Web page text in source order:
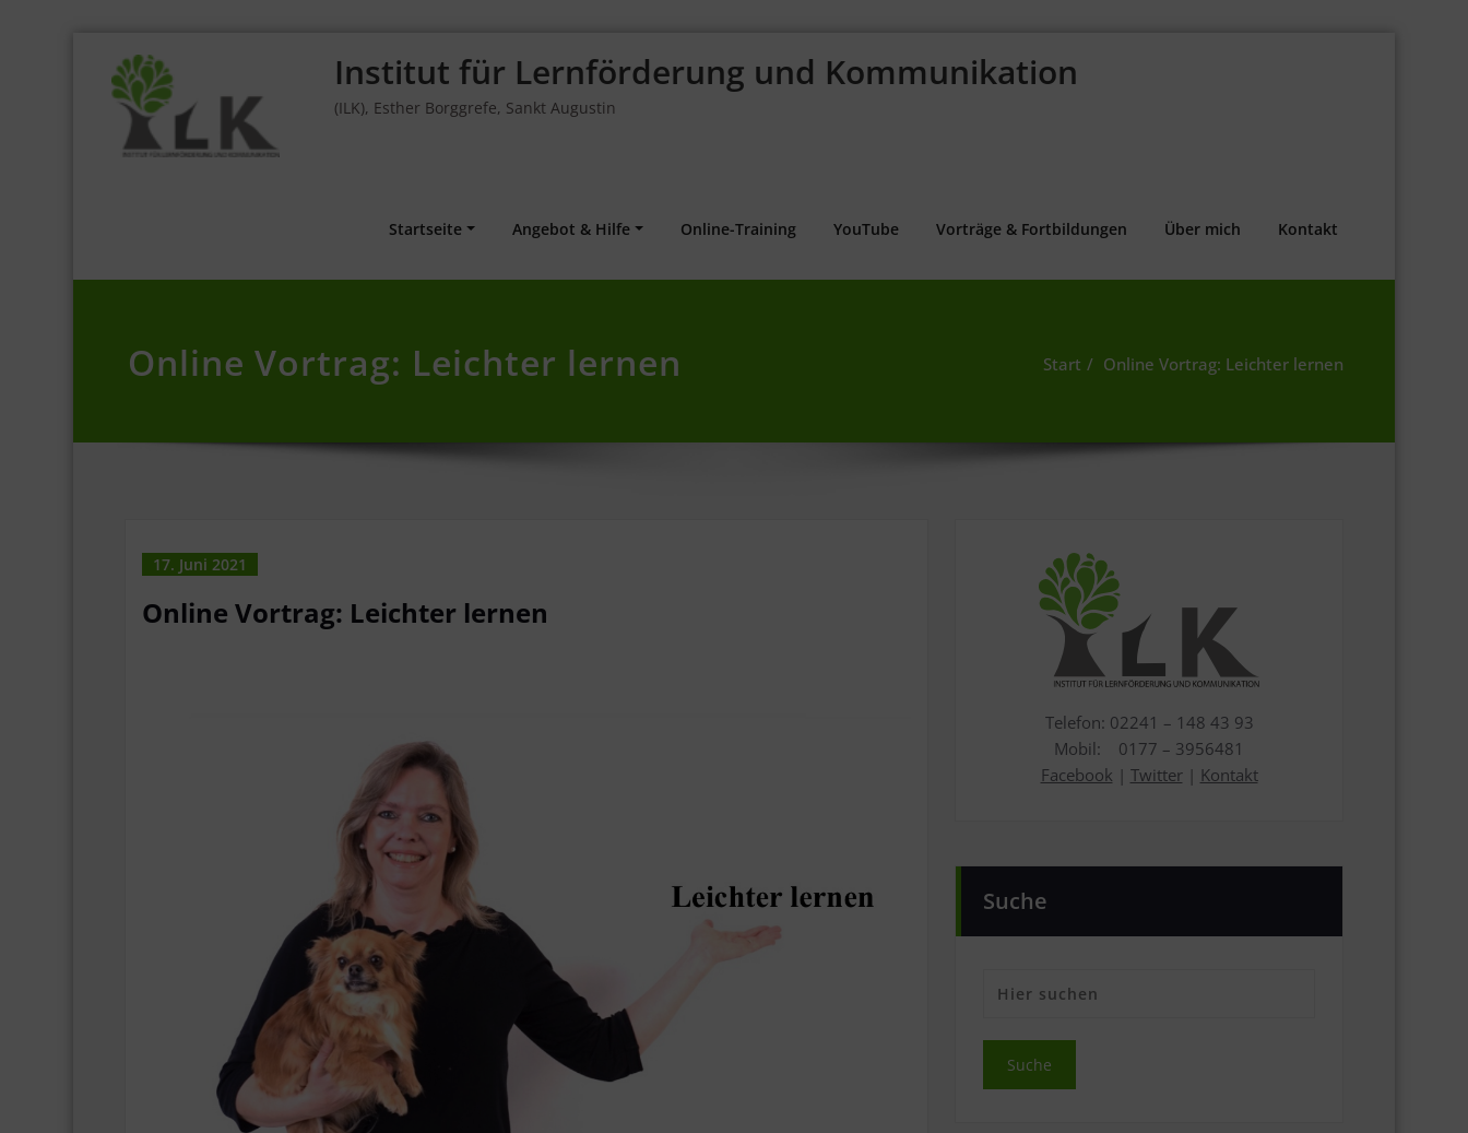
content
Institut für Lernförderung und Kommunikation
(ILK), Esther Borggrefe, Sankt Augustin
Startseite Angebot & Hilfe Online-Training YouTube Vorträge & Fortbildungen Über mich Kontakt
Online Vortrag: Leichter lernen Start Online Vortrag: Leichter lernen
17. Juni 2021
Online Vortrag: Leichter lernen
Telefon: 02241 – 148 43 93
Mobil: 0177 – 3956481
Facebook | Twitter| Kontakt
Suche